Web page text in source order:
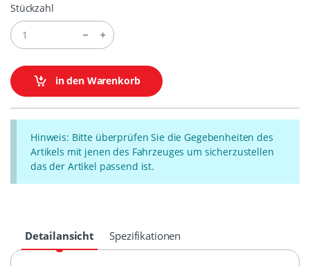
Stückzahl
in den Warenkorb
Hinweis: Bitte überprüfen Sie die Gegebenheiten des
Artikels mit jenen des Fahrzeuges um sicherzustellen
das der Artikel passend ist.
Detailansicht Spezifikationen